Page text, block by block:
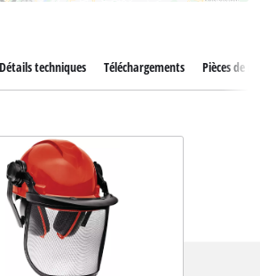
Détails techniques Téléchargements Pièces de